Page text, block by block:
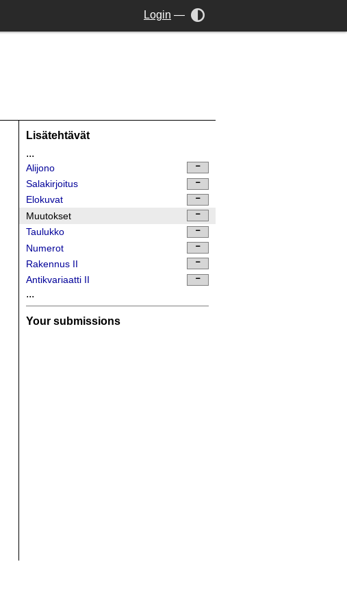
Login —
Lisätehtävät
...
Alijono
Salakirjoitus
Elokuvat
Muutokset
Taulukko
Numerot
Rakennus II
Antikvariaatti II
...
Your submissions